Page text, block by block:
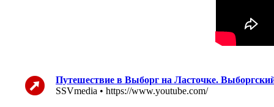
Путешествие в Выборг на Ласточке.
SSVmedia • https://www.youtube.com/